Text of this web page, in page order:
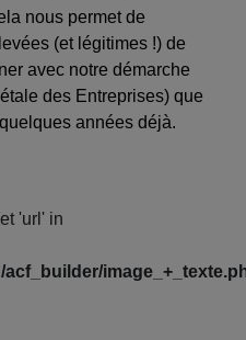
nous permet de
(et légitimes !) de
avec notre démarche
des Entreprises) que
années déjà.
'url' in